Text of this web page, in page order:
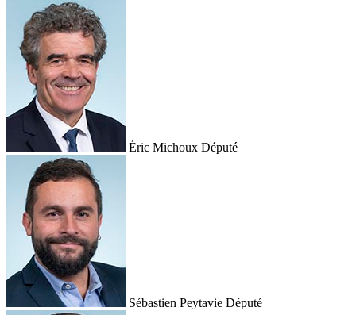
Éric Michoux Député
Sébastien Peytavie Député